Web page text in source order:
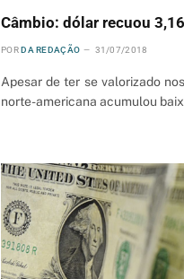
Câmbio: dólar recuou
POR DA REDAÇÃO 31/07/2018
Apesar de ter se valorizado
norte-americana acumulou